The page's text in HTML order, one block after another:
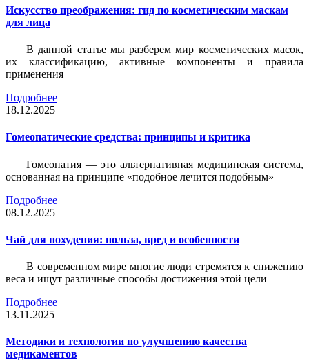
Искусство преображения: гид по косметическим маскам
для лица
В данной статье мы разберем мир косметических масок,
их классификацию, активные компоненты и правила
применения
Подробнее
18.12.2025
Гомеопатические средства: принципы и критика
Гомеопатия — это альтернативная медицинская система,
основанная на принципе «подобное лечится подобным»
Подробнее
08.12.2025
Чай для похудения: польза, вред и особенности
В современном мире многие люди стремятся к снижению
веса и ищут различные способы достижения этой цели
Подробнее
13.11.2025
Методики и технологии по улучшению качества
медикаментов